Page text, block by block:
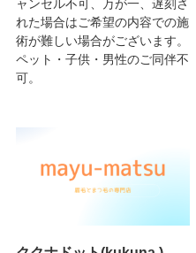
ャンセル不可、万が一、遅刻さ
れた場合はご希望の内容での施
術が難しい場合がございます。
ペット・子供・男性のご同伴不
可。